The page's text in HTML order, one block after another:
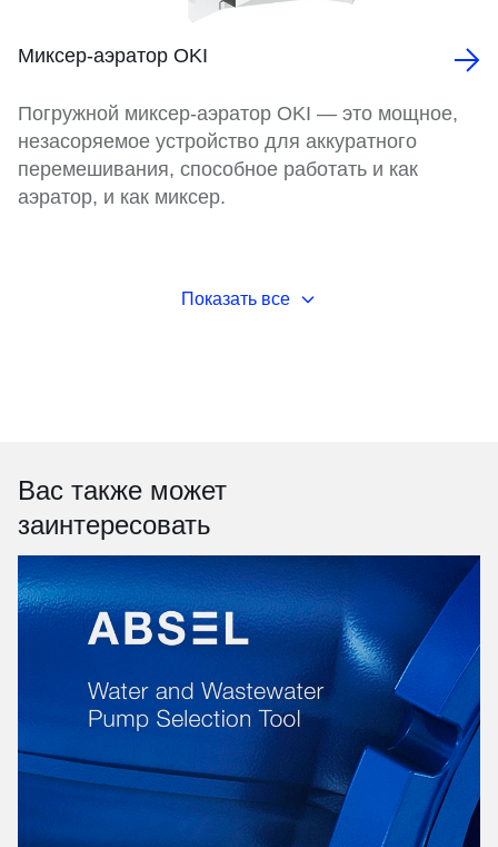
Миксер-аэратор OKI
Погружной миксер-аэратор OKI — это мощное,
незасоряемое устройство для аккуратного
перемешивания, способное работать и как
аэратор, и как миксер.
Показать все
Вас также может
заинтересовать